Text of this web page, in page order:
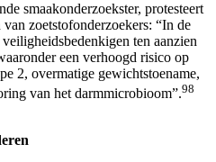
smaakonderzoekster, protesteert
zoetstofonderzoekers: “In de
ten aanzien
een verhoogd risico op
2, overmatige gewichtstoename,
van het darmmicrobioom”.98